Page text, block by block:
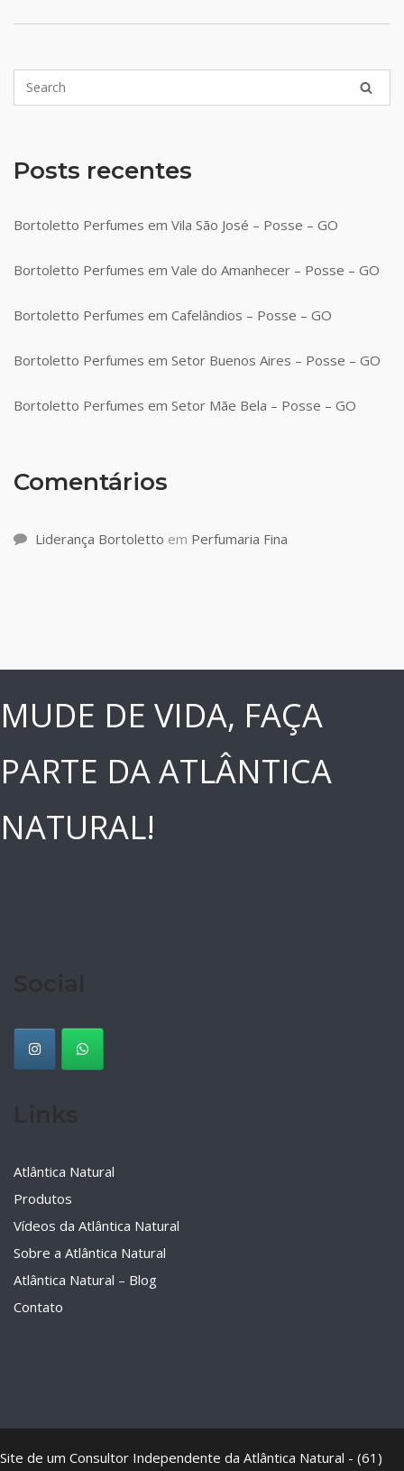
Posts recentes
Bortoletto Perfumes em Vila São José – Posse – GO
Bortoletto Perfumes em Vale do Amanhecer – Posse – GO
Bortoletto Perfumes em Cafelândios – Posse – GO
Bortoletto Perfumes em Setor Buenos Aires – Posse – GO
Bortoletto Perfumes em Setor Mãe Bela – Posse – GO
Comentários
Liderança Bortoletto em Perfumaria Fina
MUDE DE VIDA, FAÇA
PARTE DA ATLÂNTICA
NATURAL!
Atlântica Natural
Produtos
Vídeos da Atlântica Natural
Sobre a Atlântica Natural
Atlântica Natural – Blog
Contato
Site de um Consultor Independente da Atlântica Natural - (61)